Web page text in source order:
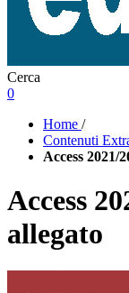
Cerca
0
Home /
Contenuti
Access 2021/
Access
allegato